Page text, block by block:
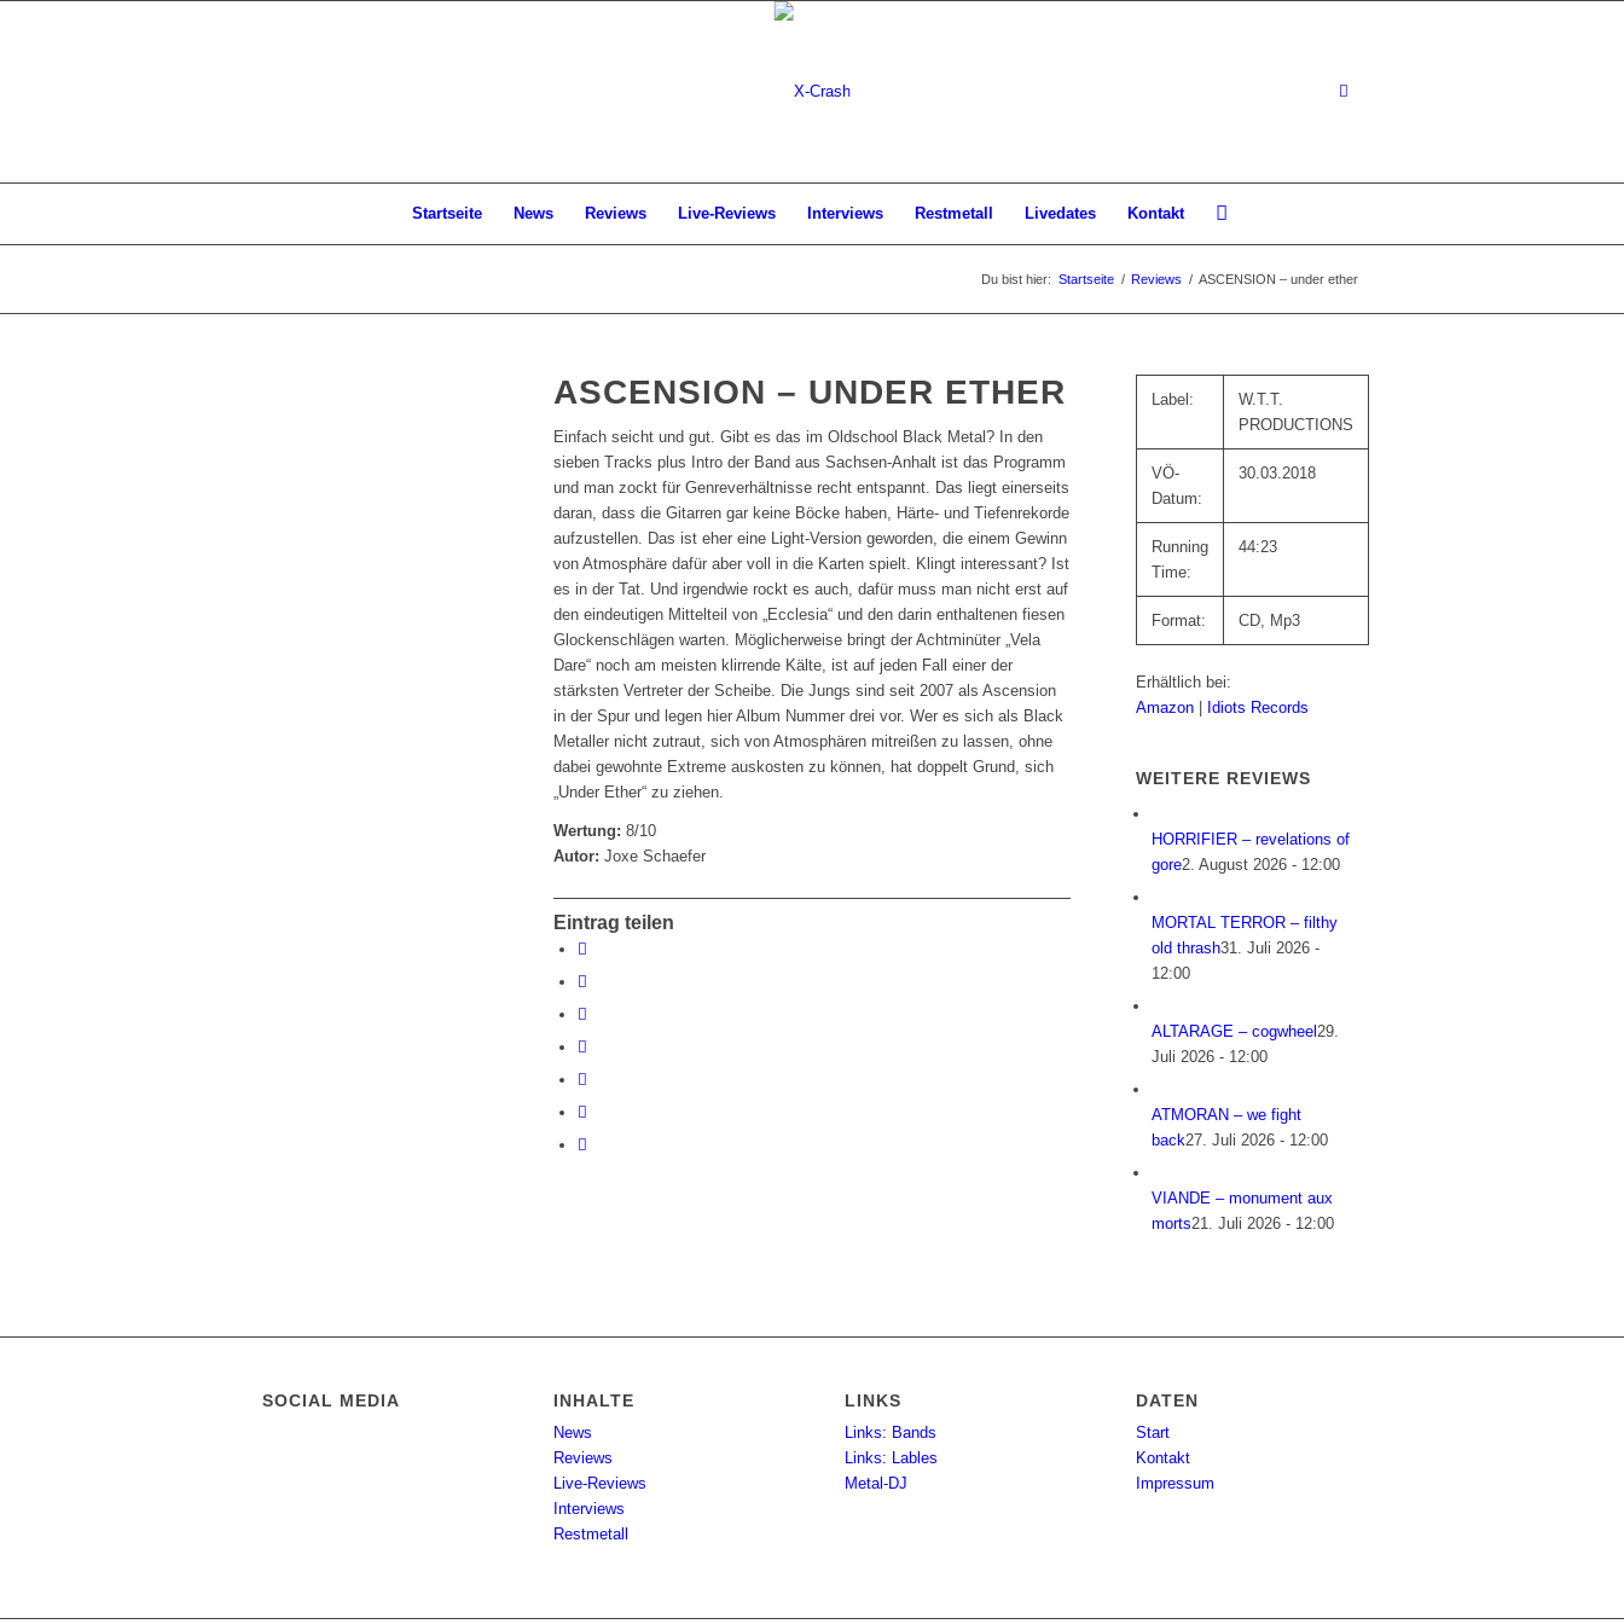
Startseite News Reviews Live-Reviews Interviews Restmetall Livedates Kontakt
Du bist hier: Startseite / Reviews / ASCENSION – under ether
ASCENSION – UNDER ETHER
Einfach seicht und gut. Gibt es das im Oldschool Black Metal? In den
sieben Tracks plus Intro der Band aus Sachsen-Anhalt ist das Programm
und man zockt für Genreverhältnisse recht entspannt. Das liegt einerseits
daran, dass die Gitarren gar keine Böcke haben, Härte- und Tiefenrekorde
aufzustellen. Das ist eher eine Light-Version geworden, die einem Gewinn
von Atmosphäre dafür aber voll in die Karten spielt. Klingt interessant? Ist
es in der Tat. Und irgendwie rockt es auch, dafür muss man nicht erst auf
den eindeutigen Mittelteil von „Ecclesia“ und den darin enthaltenen fiesen
Glockenschlägen warten. Möglicherweise bringt der Achtminüter „Vela
Dare“ noch am meisten klirrende Kälte, ist auf jeden Fall einer der
stärksten Vertreter der Scheibe. Die Jungs sind seit 2007 als Ascension
in der Spur und legen hier Album Nummer drei vor. Wer es sich als Black
Metaller nicht zutraut, sich von Atmosphären mitreißen zu lassen, ohne
dabei gewohnte Extreme auskosten zu können, hat doppelt Grund, sich
„Under Ether“ zu ziehen.
Wertung: 8/10
Autor: Joxe Schaefer
Eintrag teilen
Label:
W.T.T.
PRODUCTIONS
VÖ-
Datum:
30.03.2018
Running
Time:
44:23
Format: CD, Mp3
Erhältlich bei:
Amazon
Idiots Records
WEITERE REVIEWS
HORRIFIER – revelations of
gore2. August 2026 - 12:00
MORTAL TERROR – filthy
old thrash31. Juli 2026 -
12:00
ALTARAGE – cogwheel29.
Juli 2026 - 12:00
ATMORAN – we fight
back27. Juli 2026 - 12:00
VIANDE – monument aux
morts21. Juli 2026 - 12:00
SOCIAL MEDIA INHALTE
News
Reviews
Live-Reviews
Interviews
Restmetall
LINKS
Links: Bands
Links: Lables
Metal-DJ
DATEN
Start
Kontakt
Impressum